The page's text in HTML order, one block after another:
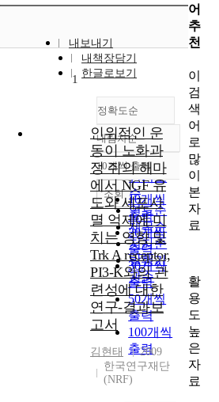
내보내기
내책장담기
한글로보기
정확도순
정확도
순
인기도
순
연도순
제목순
저자순
발행기
관순
내림차순
내림차순
10개씩 출력
10개씩
출력
20개씩
출력
30개씩
출력
50개씩
출력
100개씩
출력
조회
1
인위적인 운
동이 노화과
정 쥐의 해마
에서 NGF 유
도와 세포사
멸 억제에 미
치는 영향 및
Trk A receptor,
PI3-K와의 관
련성에 대한
연구-결과보
고서
김현태
2009
한국연구재단
(NRF)
어
추
천
이
검
색
어
로
많
이
본
자
료
활
용
도
높
은
자
료